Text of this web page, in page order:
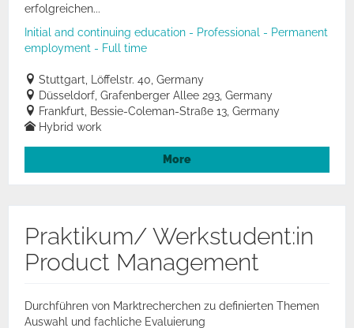
erfolgreichen...
Initial and continuing education - Professional - Permanent
employment - Full time
Stuttgart, Löffelstr. 40, Germany
Düsseldorf, Grafenberger Allee 293, Germany
Frankfurt, Bessie-Coleman-Straße 13, Germany
Hybrid work
More
Praktikum/ Werkstudent:in
Product Management
Durchführen von Marktrecherchen zu definierten Themen
Auswahl und fachliche Evaluierung